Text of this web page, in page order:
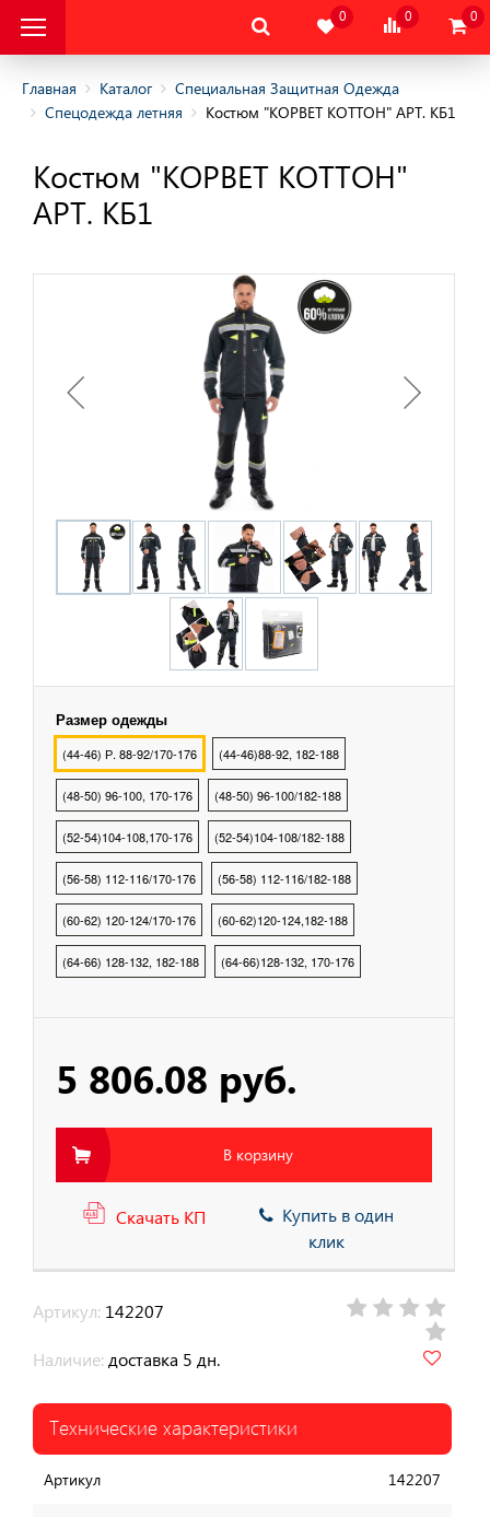
Защитная
охоты, туризма
Защиты Рук
Защиты
защиты от
с высоты
0 0 0
Главная Каталог
Специальная Защитная Одежда
Спецодежда летняя
Костюм "КОРВЕТ КОТТОН" АРТ. КБ1
Костюм "КОРВЕТ КОТТОН"
АРТ. КБ1
Размер одежды
(44-46) Р. 88-92/170-176 (44-46)88-92, 182-188
(48-50) 96-100, 170-176 (48-50) 96-100/182-188
(52-54)104-108,170-176 (52-54)104-108/182-188
(56-58) 112-116/170-176 (56-58) 112-116/182-188
(60-62) 120-124/170-176 (60-62)120-124,182-188
(64-66) 128-132, 182-188 (64-66)128-132, 170-176
5 806.08 руб.
В корзину
Скачать КП
Купить в один
клик
Артикул: 142207
Наличие: доставка 5 дн.
Технические характеристики
Артикул 142207